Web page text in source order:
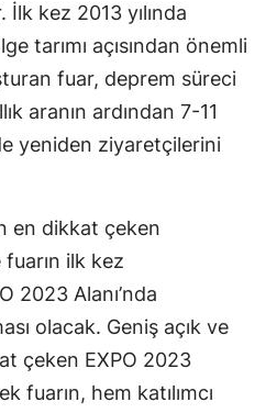
kez 2013 yılında
tarımı açısından önemli
fuar, deprem süreci
aranın ardından 7-11
yeniden ziyaretçilerini
en dikkat çeken
ilk kez
2023 Alanı’nda
olacak. Geniş açık ve
çeken EXPO 2023
fuarın, hem katılımcı